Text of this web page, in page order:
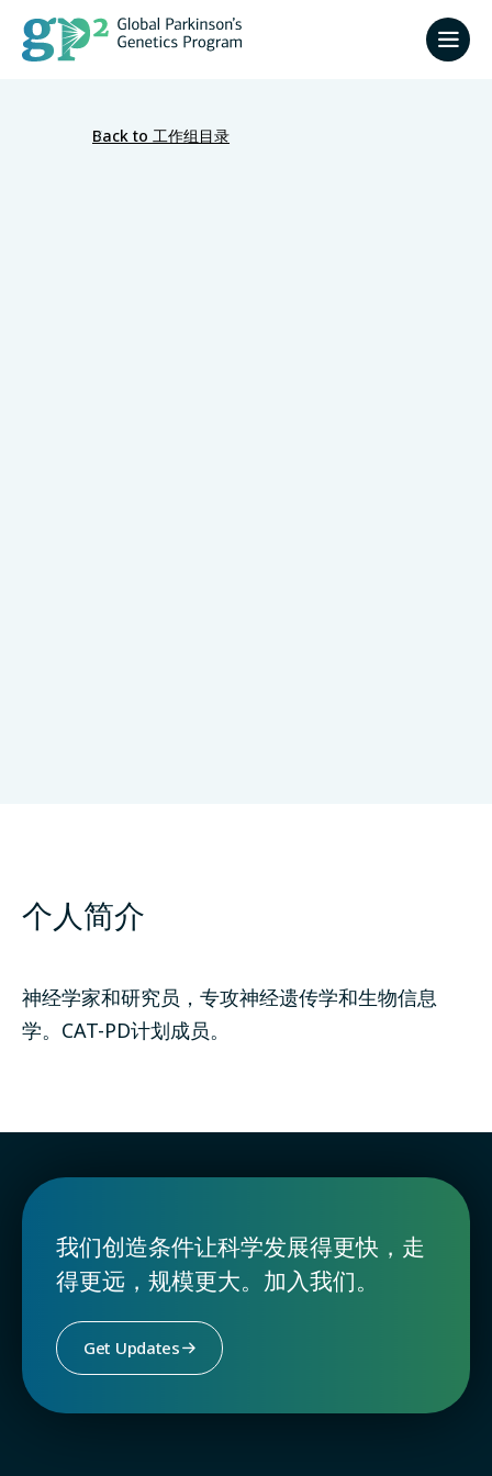
Back to 工作组目录
个人简介
神经学家和研究员，专攻神经遗传学和生物信息
学。CAT-PD计划成员。
我们创造条件让科学发展得更快，走
得更远，规模更大。加入我们。
Get Updates